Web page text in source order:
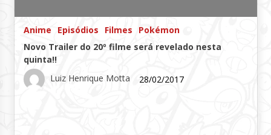
Anime Episódios Filmes
Pokémon
Novo Trailer do 20º filme será revelado nesta
quinta!!
Luiz Henrique Motta
28/02/2017